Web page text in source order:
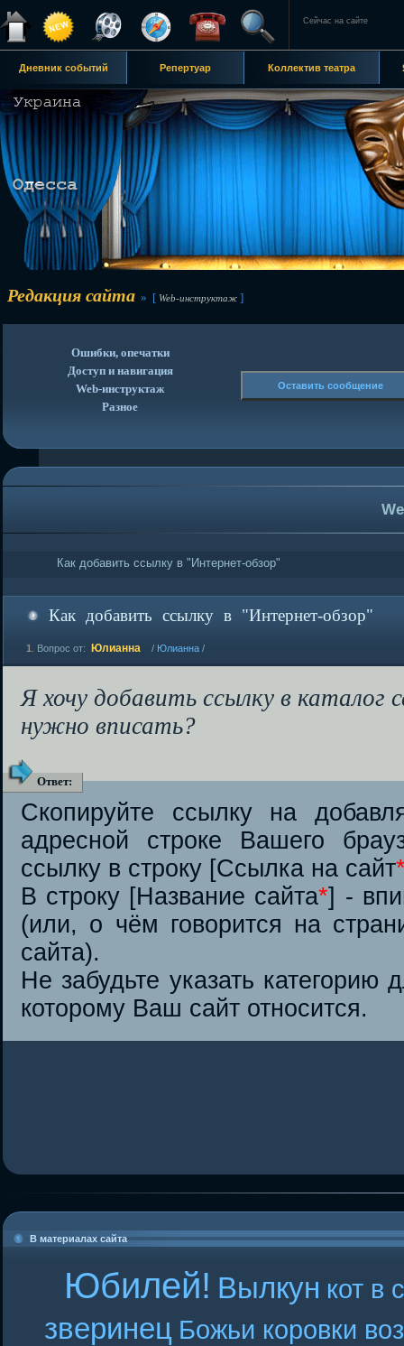
Сейчас на сайте
Дневник событий Репертуар Коллектив театра
Редакция сайта » [ Web-инструктаж ]
Ошибки, опечатки
Доступ и навигация
Web-инструктаж
Разное
Оставить сообщение
Как добавить ссылку в "Интернет-обзор"
Как добавить ссылку в "Интернет-обзор"
1 Вопрос от: Юлианна / Юлианна /
Я хочу добавить ссылку в каталог
нужно вписать?
Ответ:
Скопируйте ссылку на
адресной строке Вашего
ссылку в строку [Ссылка на сайт
В строку [Название сайта*] -
(или, о чём говорится на
сайта).
Не забудьте указать категорию
которому Ваш сайт относится.
В материалах сайта
Юбилей! Вылкун кот в
зверинец Божьи коровки